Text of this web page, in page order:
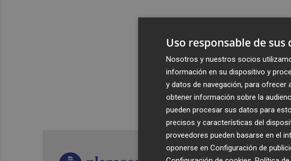
Recibe
Uso responsable de sus
Nosotros y nuestros socios
información en su dispositivo y
y datos de navegación, para ofrecer
obtener información sobre la
pueden procesar sus datos para
precisos y características del
proveedores pueden basarse en el
oponerse en Configuración de